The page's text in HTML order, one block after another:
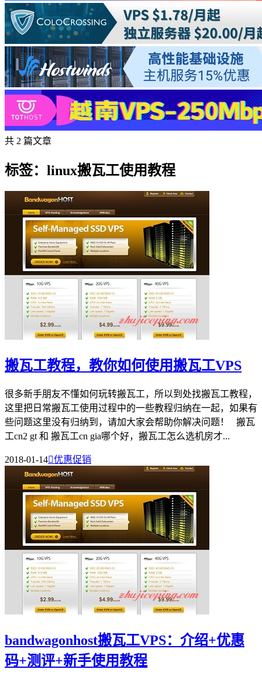
共 2 篇文章
标签：linux搬瓦工使用教程
搬瓦工教程，教你如何使用搬瓦工VPS
很多新手朋友不懂如何玩转搬瓦工，所以到处找搬瓦工教程，
这里把日常搬瓦工使用过程中的一些教程归纳在一起，如果有
些问题这里没有归纳到，请加大家会帮助你解决问题！ 搬瓦
工cn2 gt 和 搬瓦工cn gia哪个好，搬瓦工怎么选机房才...
2018-01-14优惠促销
bandwagonhost搬瓦工VPS：介绍+优惠
码+测评+新手使用教程